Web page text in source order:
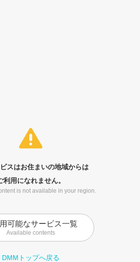
スはお住まいの地域からは
利用になれません。
is not available in your region.
可能なサービス一覧
Available contents
DMMトップへ戻る